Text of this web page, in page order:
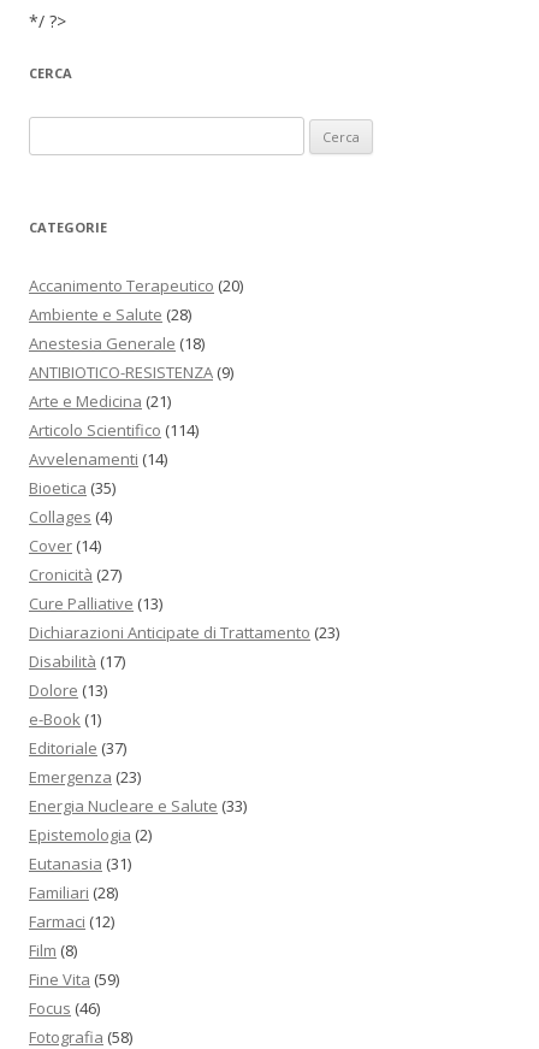
*/ ?>
CERCA
CATEGORIE
Accanimento Terapeutico (20)
Ambiente e Salute (28)
Anestesia Generale (18)
ANTIBIOTICO-RESISTENZA (9)
Arte e Medicina (21)
Articolo Scientifico (114)
Avvelenamenti (14)
Bioetica (35)
Collages (4)
Cover (14)
Cronicità (27)
Cure Palliative (13)
Dichiarazioni Anticipate di Trattamento (23)
Disabilità (17)
Dolore (13)
e-Book (1)
Editoriale (37)
Emergenza (23)
Energia Nucleare e Salute (33)
Epistemologia (2)
Eutanasia (31)
Familiari (28)
Farmaci (12)
Film (8)
Fine Vita (59)
Focus (46)
Fotografia (58)